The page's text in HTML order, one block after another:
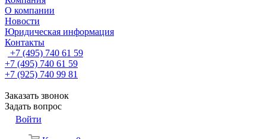
О компании
Новости
Юридическая информация
Контакты
+7 (495) 740 61 59
+7 (495) 740 61 59
+7 (925) 740 99 81
Заказать звонок
Задать вопрос
Войти